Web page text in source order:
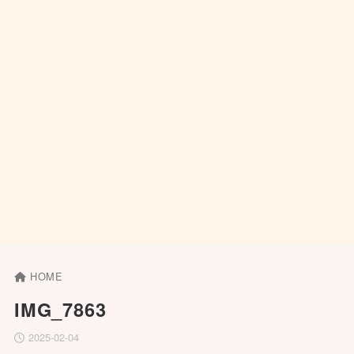
HOME
IMG_7863
2025-02-04